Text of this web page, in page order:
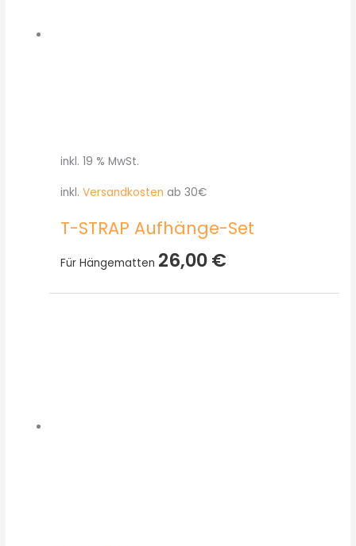
inkl. 19 % MwSt.
inkl. Versandkosten ab 30€
T-STRAP Aufhänge-Set
Für Hängematten 26,00€